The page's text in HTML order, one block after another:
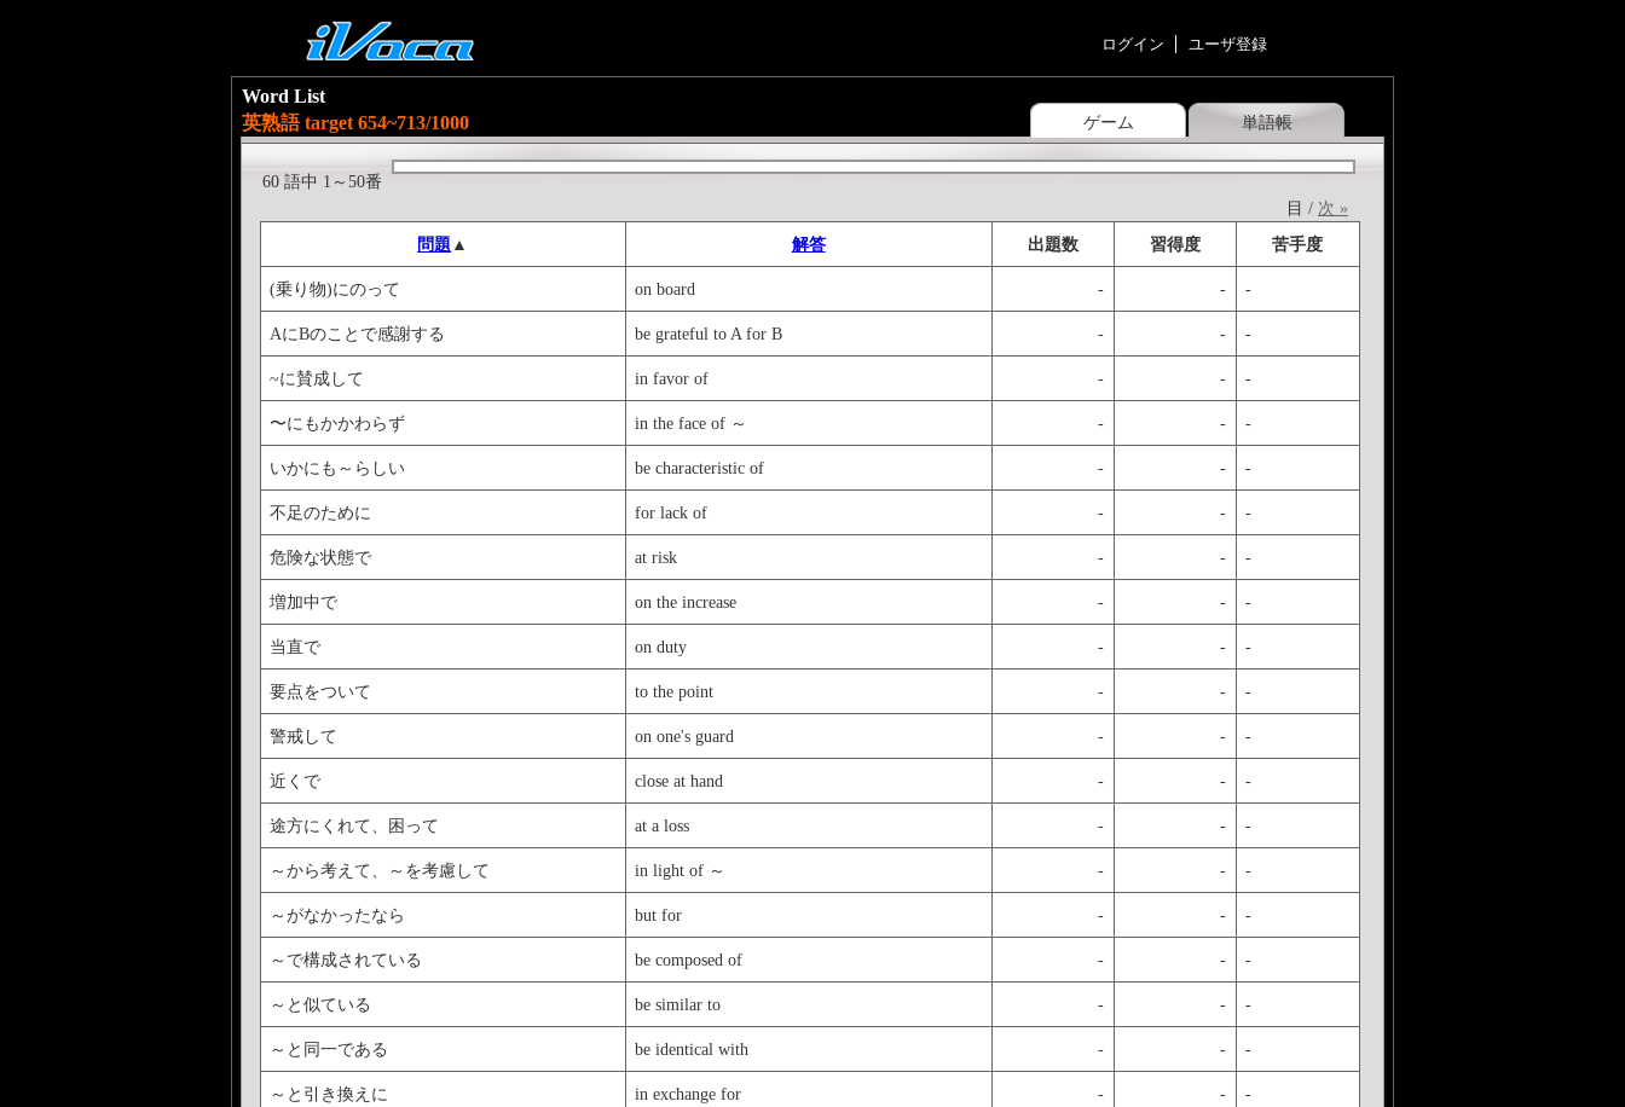
ログイン ユーザ登録
ゲーム 単語帳
Word List
英熟語 target 654~713/1000
60 語中 1～50番
目 / 次 »
問題 ▲ 解答 出題数 習得度 苦手度
(乗り物)にのって on board - - -
AにBのことで感謝する be grateful to A for B - - -
~に賛成して in favor of - - -
〜にもかかわらず in the face of ～ - - -
いかにも～らしい be characteristic of - - -
不足のために for lack of - - -
危険な状態で at risk - - -
増加中で on the increase - - -
当直で on duty - - -
要点をついて to the point - - -
警戒して on one's guard - - -
近くで close at hand - - -
途方にくれて、困って at a loss - - -
～から考えて、～を考慮して in light of ～ - - -
～がなかったなら but for - - -
～で構成されている be composed of - - -
～と似ている be similar to - - -
～と同一である be identical with - - -
～と引き換えに in exchange for - - -